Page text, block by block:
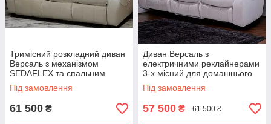
Тримісний розкладний диван
Версаль з механізмом
SEDAFLEX та спальним
місцем 140×190 см
Під замовлення
61 500 ₴
Диван Версаль з
електричними реклайнерами
3-х місний для домашнього
кінотеатру та відпочинку
Під замовлення
57 500 ₴ 61 500 ₴